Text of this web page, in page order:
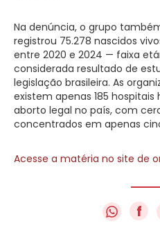
Na denúncia, o grupo
registrou 75.278 nascidos
entre 2020 e 2024 — faixa
considerada resultado de
legislação brasileira. As
existem apenas 185
aborto legal no país, com
concentrados em apenas
Acesse a matéria no site de
f